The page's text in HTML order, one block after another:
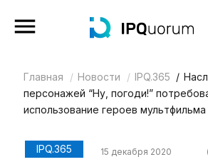
Все материалы
Аналитика
Legal review
Главная Новости IPQ.365
персонажей “Ну, погоди!”
использование героев мультфильма ​​
IPQ.365 15 декабря 2020